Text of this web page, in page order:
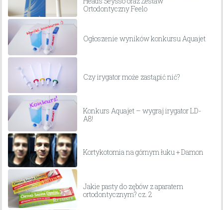
Ortodontyczny Feelo
Ogłoszenie wyników konkursu Aquajet
Czy irygator może zastąpić nić?
Konkurs Aquajet – wygraj irygator LD-
A8!
Kortykotomia na górnym łuku + Damon
Jakie pasty do zębów z aparatem
ortodontycznym? cz. 2